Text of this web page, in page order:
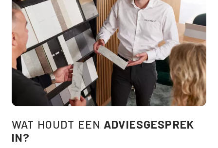
WAT HOUDT EEN ADVIESGESPREK
IN?